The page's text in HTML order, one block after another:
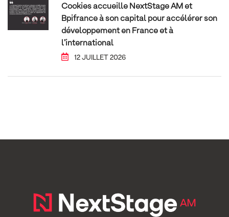
Cookies accueille NextStage AM et
Bpifrance à son capital pour accélérer son
développement en France et à
l’international
12 JUILLET 2026